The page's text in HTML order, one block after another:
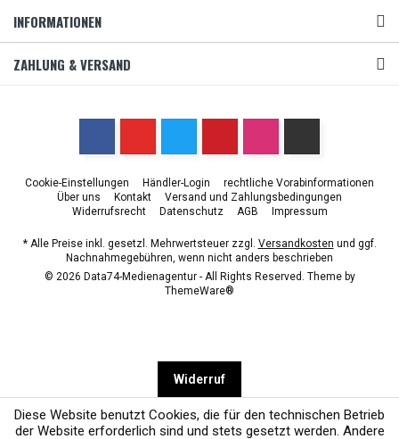
INFORMATIONEN
ZAHLUNG & VERSAND
Cookie-Einstellungen Händler-Login
rechtliche Vorabinformationen
Über uns
Kontakt
Versand und Zahlungsbedingungen
Widerrufsrecht
Datenschutz AGB Impressum
* Alle Preise inkl. gesetzl. Mehrwertsteuer zzgl. Versandkosten und ggf.
Nachnahmegebühren, wenn nicht anders beschrieben
© 2026 Data74-Medienagentur - All Rights Reserved. Theme by
ThemeWare®
Widerruf
Diese Website benutzt Cookies, die für den technischen Betrieb
der Website erforderlich sind und stets gesetzt werden. Andere